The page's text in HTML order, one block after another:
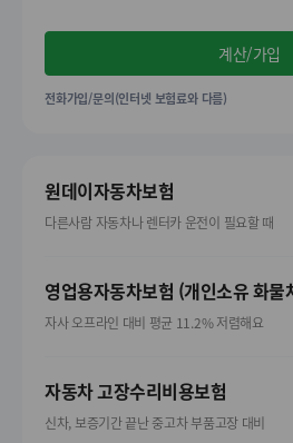
계산/가입
전화가입/문의(인터넷 보험료와 다름)
원데이자동차보험
다른사람 자동차나 렌터카 운전이 필요할 때
영업용자동차보험 (개인소유 화물
자사 오프라인 대비 평균 11.2% 저렴해요
자동차 고장수리비용보험
신차, 보증기간 끝난 중고차 부품고장 대비